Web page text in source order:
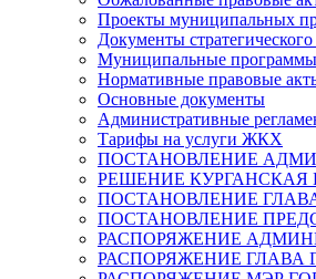
Проекты муниципальных
Документы
Муниципальные программы
Нормативные правовые
Основные документы
Административные
Тарифы на услуги ЖКХ
ПОСТАНОВЛЕНИЕ
РЕШЕНИЕ КУРГАНСКАЯ
ПОСТАНОВЛЕНИЕ
ПОСТАНОВЛЕНИЕ
РАСПОРЯЖЕНИЕ
РАСПОРЯЖЕНИЕ ГЛАВА